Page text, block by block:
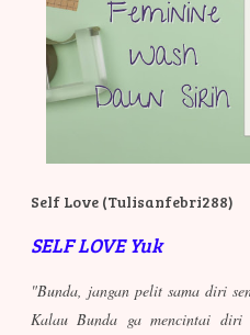
Self Love (Tulisanfebri288)
SELF LOVE Yuk
"Bunda, jangan pelit sama diri
Kalau Bunda ga mencintai diri